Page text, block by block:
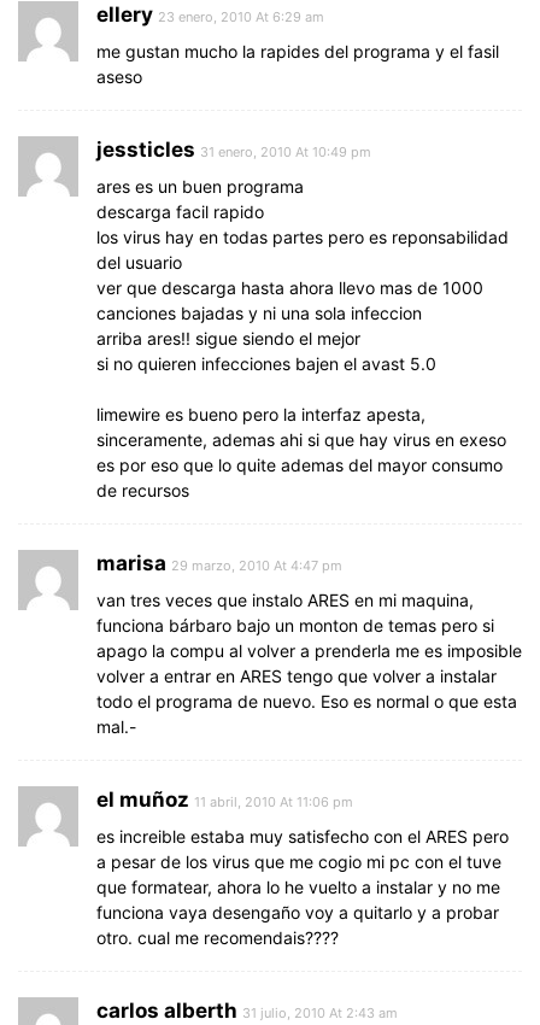
ellery 23 enero, 2010 At 6:29 am
me gustan mucho la rapides del programa y el fasil
aseso
jessticles 31 enero, 2010 At 10:49 pm
ares es un buen programa
descarga facil rapido
los virus hay en todas partes pero es reponsabilidad
del usuario
ver que descarga hasta ahora llevo mas de 1000
canciones bajadas y ni una sola infeccion
arriba ares!! sigue siendo el mejor
si no quieren infecciones bajen el avast 5.0
limewire es bueno pero la interfaz apesta,
sinceramente, ademas ahi si que hay virus en exeso
es por eso que lo quite ademas del mayor consumo
de recursos
marisa 29 marzo, 2010 At 4:47 pm
van tres veces que instalo ARES en mi maquina,
funciona bárbaro bajo un monton de temas pero si
apago la compu al volver a prenderla me es imposible
volver a entrar en ARES tengo que volver a instalar
todo el programa de nuevo. Eso es normal o que esta
mal.-
el muñoz 11 abril, 2010 At 11:06 pm
es increible estaba muy satisfecho con el ARES pero
a pesar de los virus que me cogio mi pc con el tuve
que formatear, ahora lo he vuelto a instalar y no me
funciona vaya desengaño voy a quitarlo y a probar
otro. cual me recomendais????
carlos alberth 31 julio, 2010 At 2:43 am